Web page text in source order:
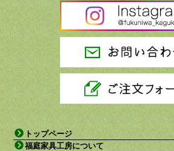
トップページ
福庭家具工房について